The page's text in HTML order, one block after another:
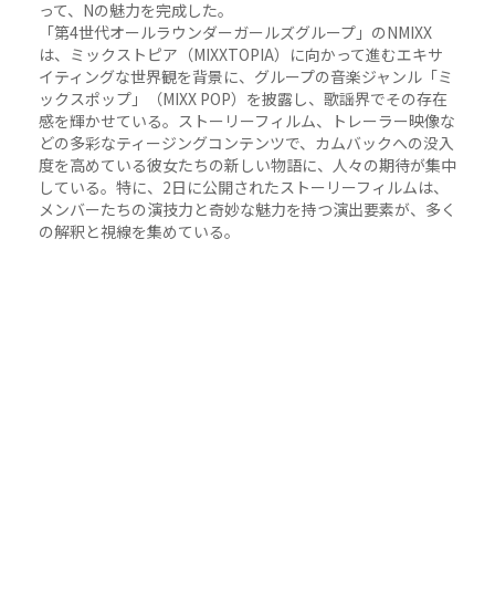
って、Nの魅力を完成した。
「第4世代オールラウンダーガールズグループ」のNMIXX
は、ミックストピア（MIXXTOPIA）に向かって進むエキサ
イティングな世界観を背景に、グループの音楽ジャンル「ミ
ックスポップ」（MIXX POP）を披露し、歌謡界でその存在
感を輝かせている。ストーリーフィルム、トレーラー映像な
どの多彩なティージングコンテンツで、カムバックへの没入
度を高めている彼女たちの新しい物語に、人々の期待が集中
している。特に、2日に公開されたストーリーフィルムは、
メンバーたちの演技力と奇妙な魅力を持つ演出要素が、多く
の解釈と視線を集めている。